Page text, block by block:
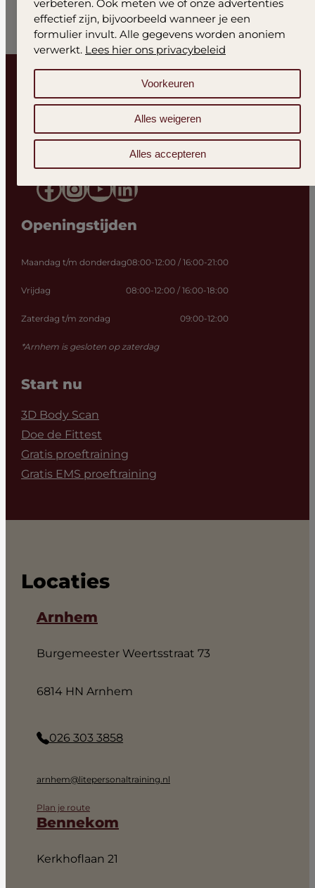
Facebook
Instagram
YouTube
LinkedIn
Openingstijden
Maandag t/m donderdag08:00-12:00 / 16:00-21:00
Vrijdag 08:00-12:00 / 16:00-18:00
Zaterdag t/m zondag 09:00-12:00
*Arnhem is gesloten op zaterdag
Start nu
3D Body Scan
Doe de Fittest
Gratis proeftraining
Gratis EMS proeftraining
Locaties
Arnhem
Burgemeester Weertsstraat 73
6814 HN Arnhem
026 303 3858
arnhem@litepersonaltraining.nl
Plan je route
Bennekom
Kerkhoflaan 21
verbeteren. Ook meten we of onze advertenties
effectief zijn, bijvoorbeeld wanneer je een
formulier invult. Alle gegevens worden anoniem
verwerkt. Lees hier ons privacybeleid
Voorkeuren
Alles weigeren
Alles accepteren